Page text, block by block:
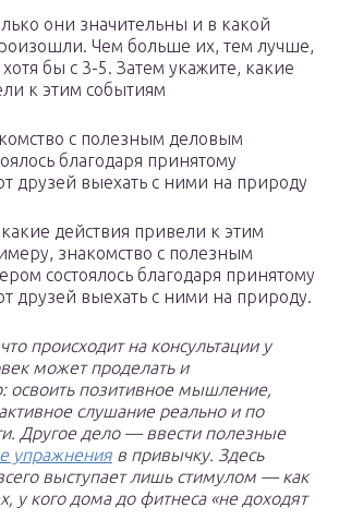
они значительны и в какой
Чем больше их, тем лучше,
хотя бы с 3-5. Затем укажите, какие
к этим событиям
с полезным деловым
благодаря принятому
друзей выехать с ними на природу
действия привели к этим
знакомство с полезным
состоялось благодаря принятому
друзей выехать с ними на природу.
происходит на консультации у
может проделать и
освоить позитивное мышление,
слушание реально и по
Другое дело — ввести полезные
упражнения в привычку. Здесь
выступает лишь стимулом — как
у кого дома до фитнеса «не доходят